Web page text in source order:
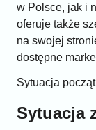
w Polsce, jak i
oferuje także
na swojej
dostępne
Sytuacja
Sytuacja